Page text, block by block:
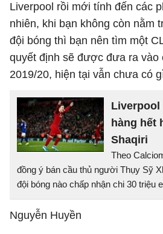
Liverpool rồi mới tính đến các
nhiên, khi bạn không còn nằm
đội bóng thì bạn nên tìm một
quyết định sẽ được đưa ra vào
2019/20, hiện tại vẫn chưa có
Liverpool
hàng hết
Shaqiri
Theo
đồng ý bán cầu thủ người Thụy Sỹ
đội bóng nào chấp nhận chi 30 triệu
Nguyễn Huyền